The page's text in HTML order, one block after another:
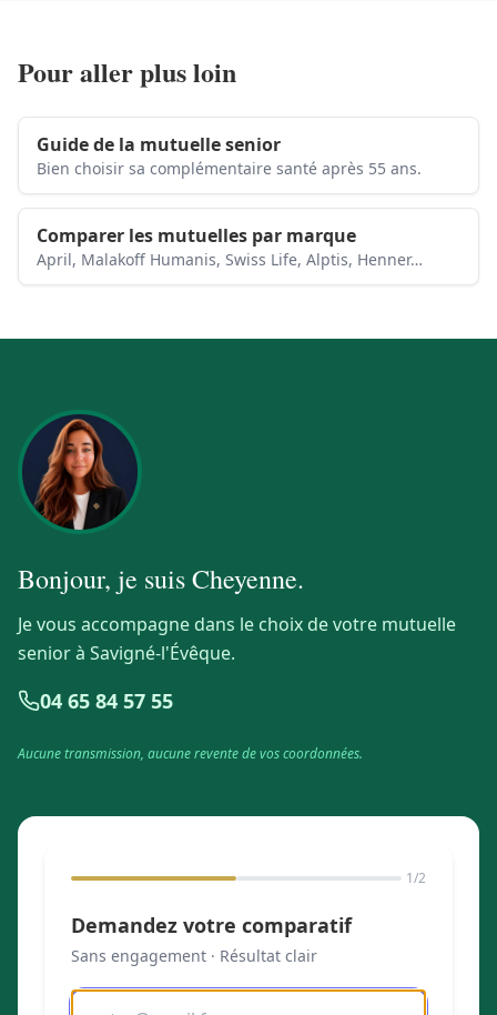
Pour aller plus loin
Guide de la mutuelle senior
Bien choisir sa complémentaire santé après 55 ans.
Comparer les mutuelles par marque
April, Malakoff Humanis, Swiss Life, Alptis, Henner…
Bonjour, je suisCheyenne.
Je vous accompagne dans le choix de votre mutuelle
senior à Savigné-l'Évêque.
04 65 84 57 55
Aucune transmission, aucune revente de vos coordonnées.
1/2
Demandez votre comparatif
Sans engagement · Résultat clair
Adresse email